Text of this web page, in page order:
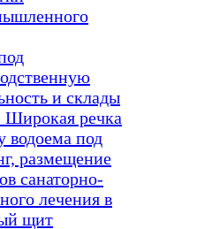
и склады
Широкая речка
водоема под
размещение
санаторно-
лечения в
щит